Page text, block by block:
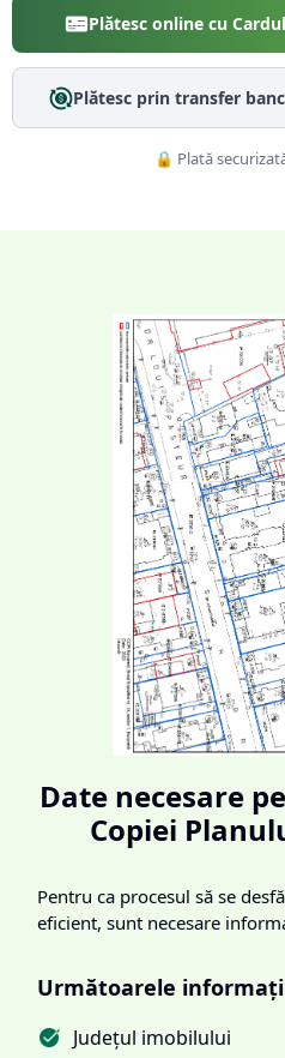
Plătesc online cu
Plătesc prin transfer
🔒 Plată
Date necesare
Copiei
Pentru ca procesul să se
eficient, sunt necesare
Următoarele
Județul imobilului